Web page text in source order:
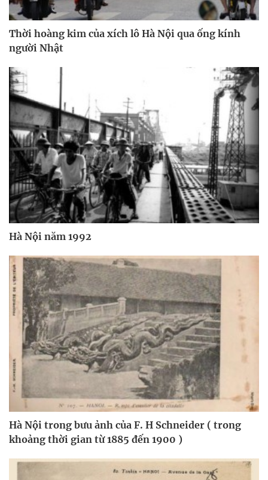
Thời hoàng kim của xích lô Hà Nội qua ống kính
người Nhật
Hà Nội năm 1992
Hà Nội trong bưu ảnh của F. H Schneider ( trong
khoảng thời gian từ 1885 đến 1900 )